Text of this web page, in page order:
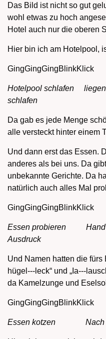
Das Bild ist nicht so gut
wohl etwas zu hoch
Hotel auch nur die oberen
Hier bin ich am Hotelpool,
GingGingGingBlinkKlick
Hotelpool schlafen liegen
schlafen
Da gab es jede Menge
alle versteckt hinter einem
Und dann erst das Essen.
anderes als bei uns. Da
unbekannte Gerichte. Da
natürlich auch alles Mal
GingGingGingBlinkKlick
Essen probieren Hand
Ausdruck
Und Namen hatten die fürs
hügel---leck“ und „Ia---
da Kamelzunge und
GingGingGingBlinkKlick
Essen kotzen Nach